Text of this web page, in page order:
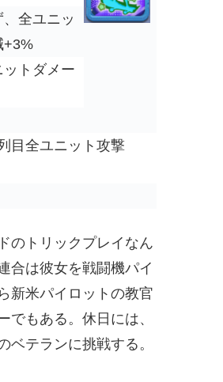
全ユニッ
+3%
トダメー
目全ユニット攻撃
のトリックプレイなん
合は彼女を戦闘機パイ
新米パイロットの教官
もある。休日には、
テランに挑戦する。